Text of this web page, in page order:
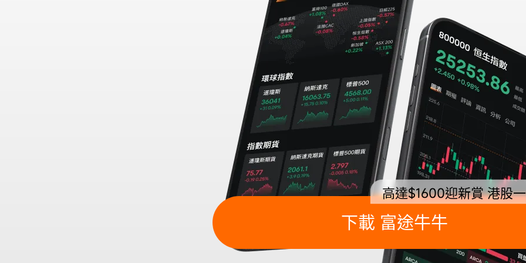
高達$1600迎新賞 港股
下載 富途牛牛